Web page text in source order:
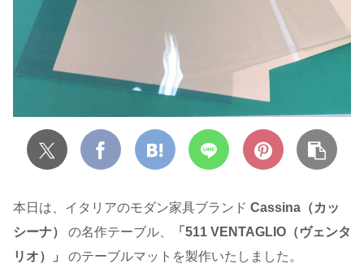
本日は、イタリアのモダン家具ブランド Cassina（カッ
シーナ）
の名作テーブル、
「511 VENTAGLIO（ヴェンタ
リオ）」
のテーブルマットを製作いたしました。